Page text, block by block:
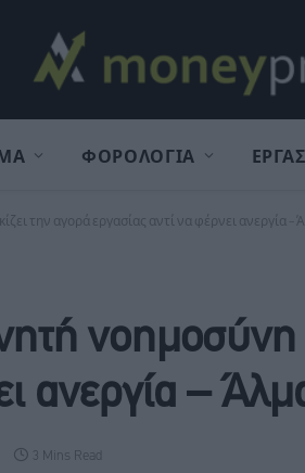
ΦΟΡΟΛΟΓΙΑ
την αγορά εργασίας αντί να φέρνει ανεργία –
ανεργία –
3 Mins Read